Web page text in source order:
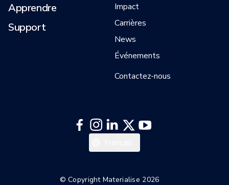
Apprendre
Support
Impact
Carrières
News
Événements
Contactez-nous
Italiano
© Copyright Materialise 2026